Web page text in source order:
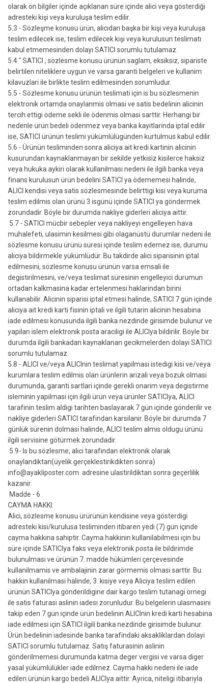
olarak ön bilgiler içinde açıklanan süre içinde alici veya gösterdiği
adresteki kişi veya kuruluşa teslim edilir.
5.3 - Sözleşme konusu ürün, alıcıdan başka bir kişi veya kuruluşa
teslim edilecek ise, teslim edilecek kişi veya kurulusun teslimatı
kabul etmemesinden dolayı SATICI sorumlu tutulamaz.
5.4 " SATICI , sözlesme konusu ürünün saglam, eksiksiz, sipariste
belirtilen niteliklere uygun ve varsa garanti belgeleri ve kullanim
kilavuzlari ile birlikte teslim edilmesinden sorumludur.
5.5 - Sözlesme konusu ürünün teslimati için is bu sözlesmenin
elektronik ortamda onaylanmis olmasi ve satis bedelinin alicinin
tercih ettigi ödeme sekli ile ödenmis olmasi sarttir. Herhangi bir
nedenle ürün bedeli ödenmez veya banka kayitlarinda iptal edilir
ise, SATICI ürünün teslimi yükümlülügünden kurtulmus kabul edilir.
5.6 - Ürünün tesliminden sonra aliciya ait kredi kartinin alicinin
kusurundan kaynaklanmayan bir sekilde yetkisiz kisilerce haksiz
veya hukuka aykiri olarak kullanilmasi nedeni ile ilgili banka veya
finans kurulusun ürün bedelini SATICI ya ödememesi halinde,
ALICI kendisi veya satis sözlesmesinde belirttigi kisi veya kuruma
teslim edilmis olan ürünü 3 isgünü içinde SATICI ya göndermek
zorundadir. Böyle bir durumda nakliye giderleri aliciya aittir.
5.7 - SATICI mücbir sebepler veya nakliyeyi engelleyen hava
muhalefeti, ulasimin kesilmesi gibi olaganüstü durumlar nedeni ile
sözlesme konusu ürünü süresi içinde teslim edemez ise, durumu
aliciya bildirmekle yükümlüdür. Bu takdirde alici siparisinin iptal
edilmesini, sözlesme konusu ürünün varsa emsali ile
degistirilmesini, ve/veya teslimat süresinin engelleyici durumun
ortadan kalkmasina kadar ertelenmesi haklarindan birini
kullanabilir. Alicinin siparisi iptal etmesi halinde, SATICI 7 gün içinde
aliciya ait kredi karti fisinin iptali ve ilgili tutarin alicinin hesabina
iade edilmesi konusunda ilgili banka nezdinde girisimde bulunur ve
yapilan islem elektronik posta araciligi ile ALICIya bildirilir. Böyle bir
durumda ilgili bankadan kaynaklanan gecikmelerden dolayi SATICI
sorumlu tutulamaz.
5.8 - ALICI ve/veya ALICInin teslimat yapilmasi istedigi kisi ve/veya
kurumlara teslim edilmis olan ürünlerin arizali veya bozuk olmasi
durumunda, garanti sartlari içinde gerekli onarim veya degistirme
isleminin yapilmasi için ilgili ürün veya ürünler SATICIya, ALICI
tarafinin teslim aldigi tarihten baslayarak 7 gün içinde gönderilir ve
nakliye giderleri SATICI tarafindan karsilanir. Böyle bir durumda 7
günlük sürenin dolmasi halinde, ALICI teslim almis oldugu ürünü
ilgili servisine götürmek zorundadir.
5.9- Is bu sözlesme, alici tarafindan elektronik olarak
onaylandiktan(üyelik gerçeklestirikdikten sonra)
info@ayakliposter.com adresine ulastirildiktan sonra geçerlilik
kazanir.
Madde - 6
CAYMA HAKKI:
Alici, sözlesme konusu ürürünün kendisine veya gösterdigi
adresteki kisi/kurulusa tesliminden itibaren yedi (7) gün içinde
cayma hakkina sahiptir. Cayma hakkinin kullanilabilmesi için bu
süre içinde SATICIya faks veya elektronik posta ile bildirimde
bulunulmasi ve ürünün 7. madde hükümleri çerçevesinde
kullanilmamis ve ambalajinin zarar görmemis olmasi sarttir. Bu
hakkin kullanilmasi halinde, 3. kisiye veya Aliciya teslim edilen
ürünün SATICIya gönderildigine dair kargo teslim tutanagi örnegi
ile satis faturasi aslinin iadesi zorunludur. Bu belgelerin ulasmasini
takip eden 7 gün içinde ürün bedelinin ALICInin kredi karti hesabina
iade edilmesi için SATICI ilgili banka nezdinde girisimde bulunur.
Ürün bedelinin iadesinde banka tarafindaki aksakliklardan dolayi
SATICI sorumlu tutulamaz. Satış faturasinin aslinin
gönderilmemesi durumunda katma deger vergisi ve varsa diger
yasal yükümlülükler iade edilmez. Cayma hakki nedeni ile iade
edilen ürünün kargo bedeli ALICIya aittir. Ayrica, niteligi itibariyla